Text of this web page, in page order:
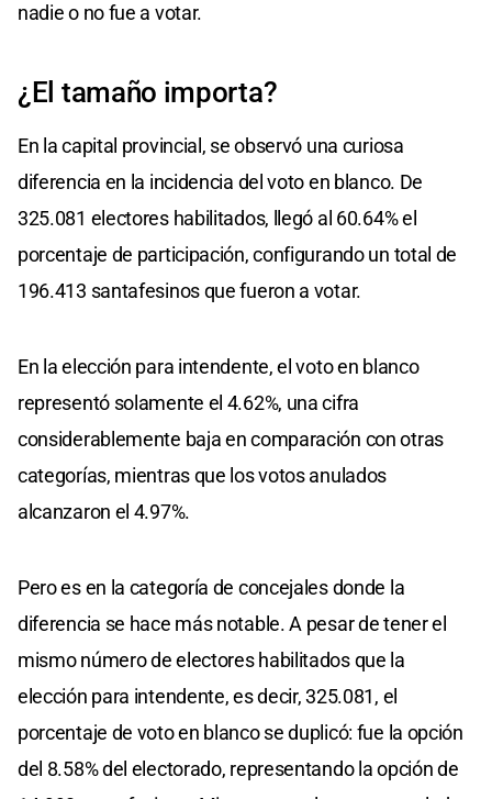
nadie o no fue a votar.
¿El tamaño importa?
En la capital provincial, se observó una curiosa
diferencia en la incidencia del voto en blanco. De
325.081 electores habilitados, llegó al 60.64% el
porcentaje de participación, configurando un total de
196.413 santafesinos que fueron a votar.
En la elección para intendente, el voto en blanco
representó solamente el 4.62%, una cifra
considerablemente baja en comparación con otras
categorías, mientras que los votos anulados
alcanzaron el 4.97%.
Pero es en la categoría de concejales donde la
diferencia se hace más notable. A pesar de tener el
mismo número de electores habilitados que la
elección para intendente, es decir, 325.081, el
porcentaje de voto en blanco se duplicó: fue la opción
del 8.58% del electorado, representando la opción de